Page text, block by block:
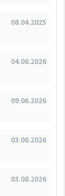
08.04.2025
04.08.2026
09.06.2026
03.08.2026
03.08.2026